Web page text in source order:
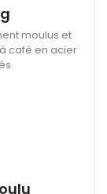
moulus et
café en acier